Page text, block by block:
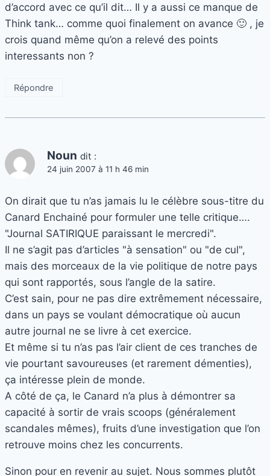
d’accord avec ce qu’il dit… Il y a aussi ce manque de
Think tank… comme quoi finalement on avance 🙂 , je
crois quand même qu’on a relevé des points
interessants non ?
Répondre
Noun dit :
24 juin 2007 à 11 h 46 min
On dirait que tu n’as jamais lu le célèbre sous-titre du
Canard Enchainé pour formuler une telle critique….
"Journal SATIRIQUE paraissant le mercredi".
Il ne s’agit pas d’articles "à sensation" ou "de cul",
mais des morceaux de la vie politique de notre pays
qui sont rapportés, sous l’angle de la satire.
C’est sain, pour ne pas dire extrêmement nécessaire,
dans un pays se voulant démocratique où aucun
autre journal ne se livre à cet exercice.
Et même si tu n’as pas l’air client de ces tranches de
vie pourtant savoureuses (et rarement démenties),
ça intéresse plein de monde.
A côté de ça, le Canard n’a plus à démontrer sa
capacité à sortir de vrais scoops (généralement
scandales mêmes), fruits d’une investigation que l’on
retrouve moins chez les concurrents.
Sinon pour en revenir au sujet. Nous sommes plutôt